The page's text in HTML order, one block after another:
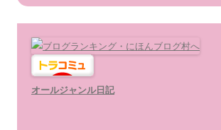
オールジャンル日記